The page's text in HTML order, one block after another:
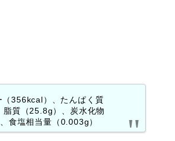
（356kcal）、たんぱく質
脂質（25.8g）、炭水化物
食塩相当量（0.003g）